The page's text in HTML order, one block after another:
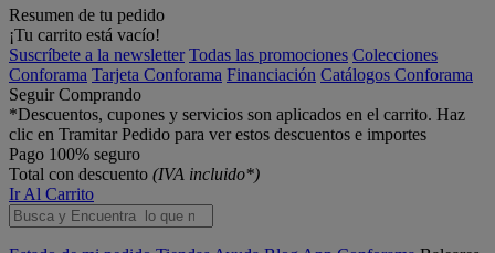
Resumen de tu pedido
¡Tu carrito está vacío!
Suscríbete a la newsletter Todas las promociones Colecciones
Conforama Tarjeta Conforama Financiación Catálogos Conforama
Seguir Comprando
*Descuentos, cupones y servicios son aplicados en el carrito. Haz
clic en Tramitar Pedido para ver estos descuentos e importes
Pago 100% seguro
Total con descuento (IVA incluido*)
Ir Al Carrito